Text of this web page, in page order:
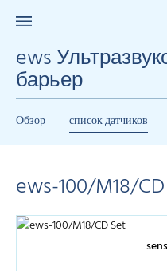
ews
барьер
Обзор список датчиков
ews-100/M18/